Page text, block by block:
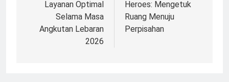
Layanan Optimal
Selama Masa
Angkutan Lebaran
2026
Heroes: Mengetuk
Ruang Menuju
Perpisahan